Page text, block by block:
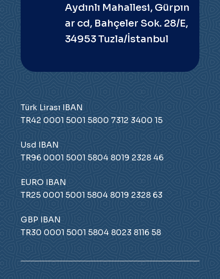
Aydınlı Mahallesi, Gürpın
ar cd, Bahçeler Sok. 28/E,
34953 Tuzla/İstanbul
Türk Lirası IBAN
TR42 0001 5001 5800 7312 3400 15
Usd IBAN
TR96 0001 5001 5804 8019 2328 46
EURO IBAN
TR25 0001 5001 5804 8019 2328 63
GBP IBAN
TR30 0001 5001 5804 8023 8116 58